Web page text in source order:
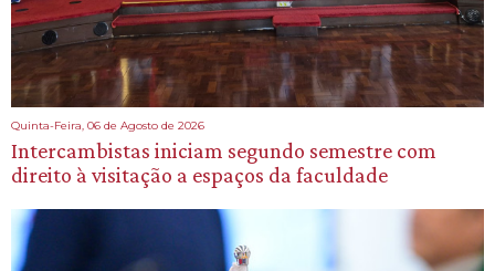
Quinta-Feira, 06 de Agosto de 2026
Intercambistas iniciam segundo semestre com
direito à visitação a espaços da faculdade